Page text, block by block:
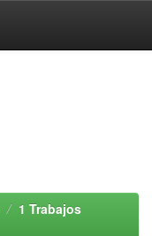
1 Trabajos